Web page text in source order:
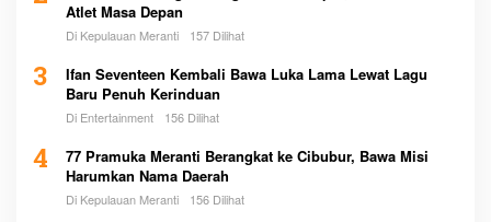
Atlet Masa Depan
Di Kepulauan Meranti 157 Dilihat
3
Ifan Seventeen Kembali Bawa Luka Lama Lewat Lagu
Baru Penuh Kerinduan
Di Entertainment 156 Dilihat
4
77 Pramuka Meranti Berangkat ke Cibubur, Bawa Misi
Harumkan Nama Daerah
Di Kepulauan Meranti 156 Dilihat